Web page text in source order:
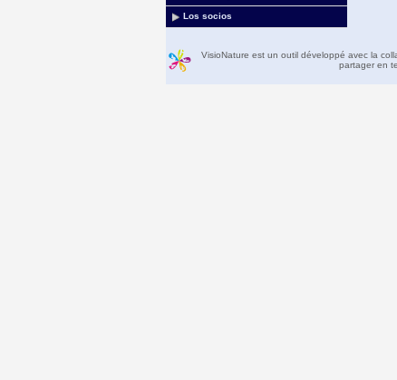
Los socios
VisioNature est un outil développé avec la
partager en